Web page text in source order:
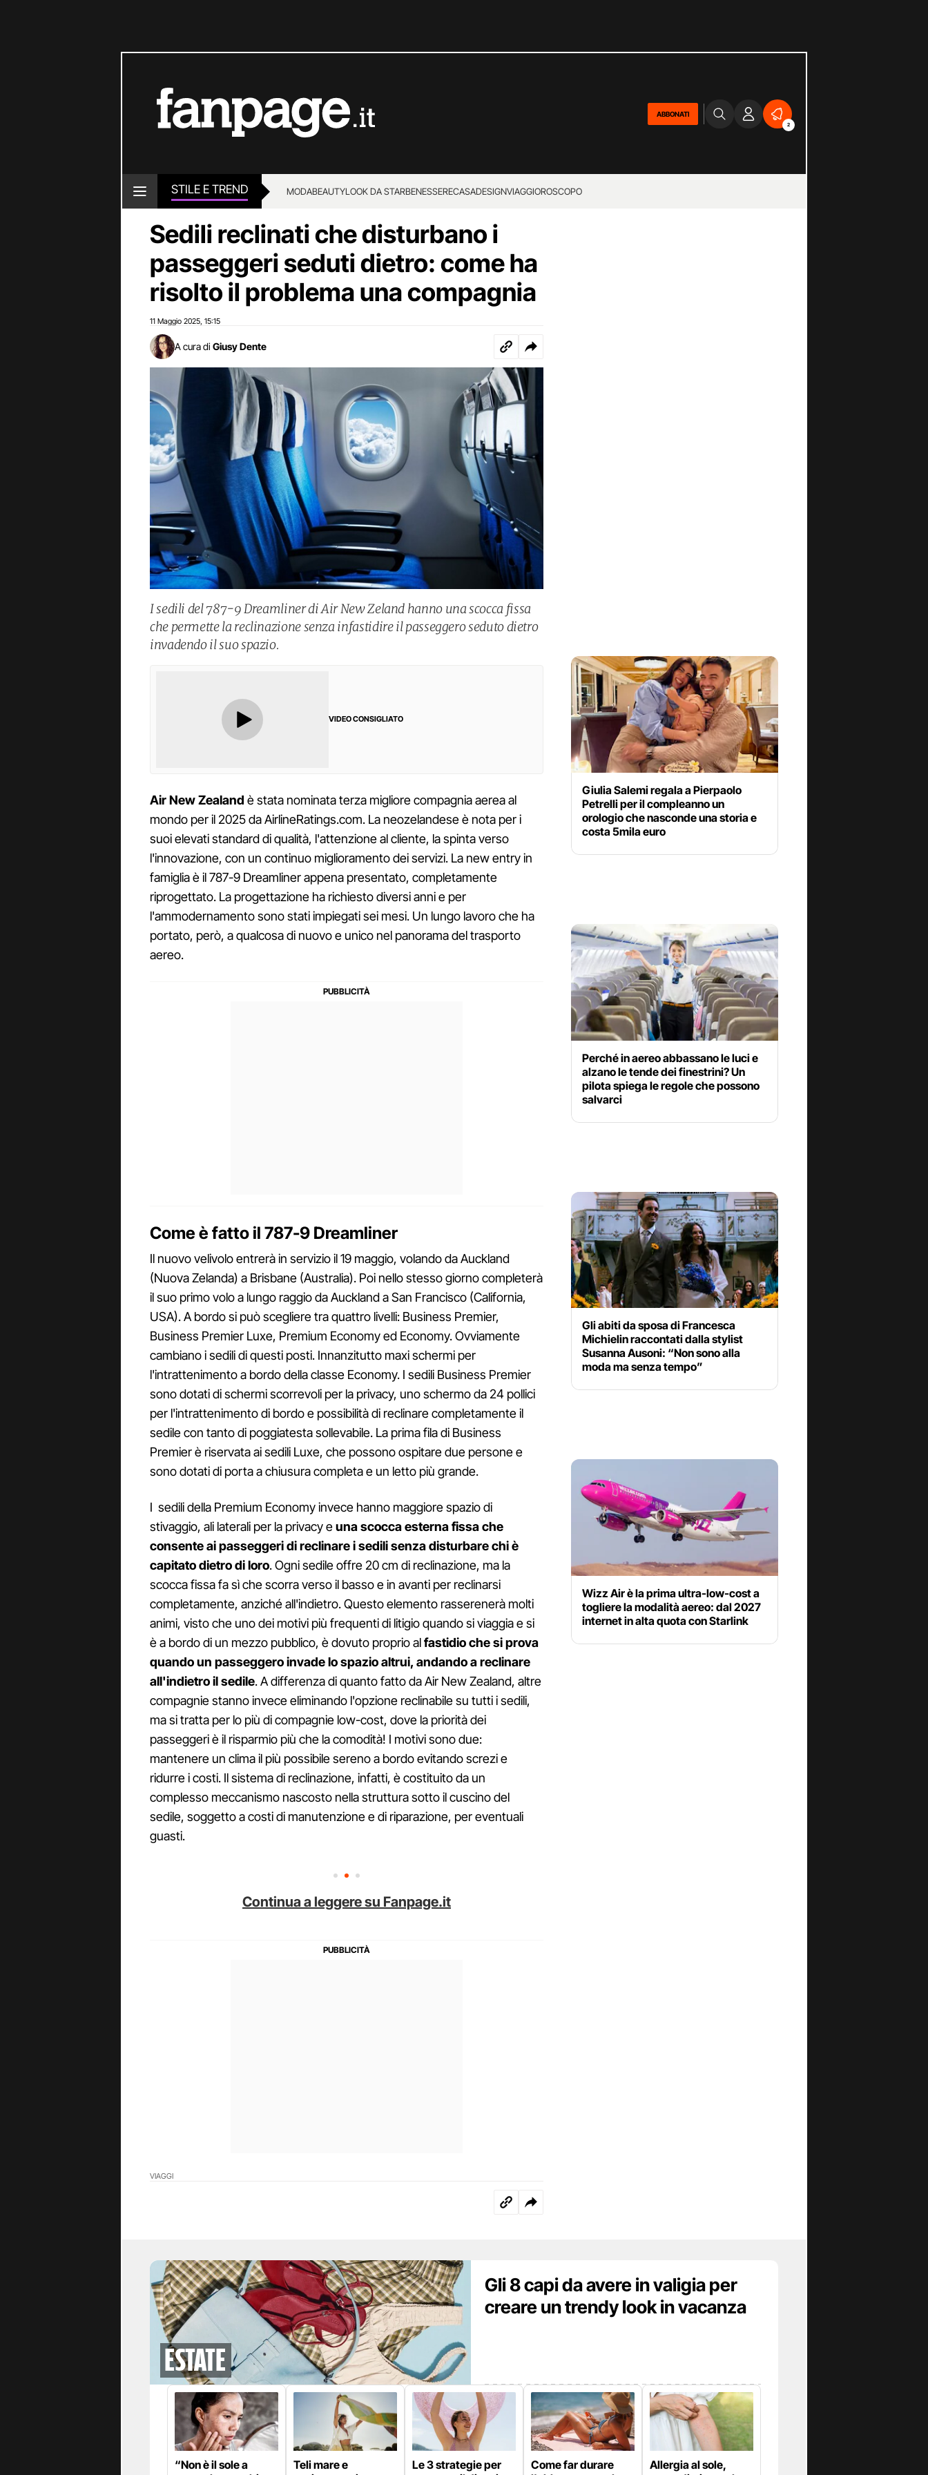
ABBONATI
2
STILE E TREND MODABEAUTYLOOK DA STARBENESSERECASADESIGNVIAGGIOROSCOPO
Sedili reclinati che disturbano i
passeggeri seduti dietro: come ha
risolto il problema una compagnia
11 Maggio 2025 15:15
A cura di Giusy Dente
I sedili del 787-9 Dreamliner di Air New Zeland hanno una scocca fissa
che permette la reclinazione senza infastidire il passeggero seduto dietro
invadendo il suo spazio.
VIDEO CONSIGLIATO
Air New Zealand è stata nominata terza migliore compagnia aerea al
mondo per il 2025 da AirlineRatings.com. La neozelandese è nota per i
suoi elevati standard di qualità, l'attenzione al cliente, la spinta verso
l'innovazione, con un continuo miglioramento dei servizi. La new entry in
famiglia è il 787-9 Dreamliner appena presentato, completamente
riprogettato. La progettazione ha richiesto diversi anni e per
l'ammodernamento sono stati impiegati sei mesi. Un lungo lavoro che ha
portato, però, a qualcosa di nuovo e unico nel panorama del trasporto
aereo.
Come è fatto il 787-9 Dreamliner
Il nuovo velivolo entrerà in servizio il 19 maggio, volando da Auckland
(Nuova Zelanda) a Brisbane (Australia). Poi nello stesso giorno completerà
il suo primo volo a lungo raggio da Auckland a San Francisco (California,
USA). A bordo si può scegliere tra quattro livelli: Business Premier,
Business Premier Luxe, Premium Economy ed Economy. Ovviamente
cambiano i sedili di questi posti. Innanzitutto maxi schermi per
l'intrattenimento a bordo della classe Economy. I sedili Business Premier
sono dotati di schermi scorrevoli per la privacy, uno schermo da 24 pollici
per l'intrattenimento di bordo e possibilità di reclinare completamente il
sedile con tanto di poggiatesta sollevabile. La prima fila di Business
Premier è riservata ai sedili Luxe, che possono ospitare due persone e
sono dotati di porta a chiusura completa e un letto più grande.
I sedili della Premium Economy invece hanno maggiore spazio di
stivaggio, ali laterali per la privacy euna scocca esterna fissa che
consente ai passeggeri di reclinare i sedili senza disturbare chi è
capitato dietro di loro. Ogni sedile offre 20 cm di reclinazione, ma la
scocca fissa fa sì che scorra verso il basso e in avanti per reclinarsi
completamente, anziché all'indietro. Questo elemento rasserenerà molti
animi, visto che uno dei motivi più frequenti di litigio quando si viaggia e si
è a bordo di un mezzo pubblico, è dovuto proprio alfastidio che si prova
quando un passeggero invade lo spazio altrui, andando a reclinare
all'indietro il sedile. A differenza di quanto fatto da Air New Zealand, altre
compagnie stanno invece eliminando l'opzione reclinabile su tutti i sedili,
ma si tratta per lo più di compagnie low-cost, dove la priorità dei
passeggeri è il risparmio più che la comodità! I motivi sono due:
mantenere un clima il più possibile sereno a bordo evitando screzi e
ridurre i costi. Il sistema di reclinazione, infatti, è costituito da un
complesso meccanismo nascosto nella struttura sotto il cuscino del
sedile, soggetto a costi di manutenzione e di riparazione, per eventuali
guasti.
Continua a leggere su Fanpage.it
VIAGGI
Giulia Salemi regala a Pierpaolo
Petrelli per il compleanno un
orologio che nasconde una storia e
costa 5mila euro
Perché in aereo abbassano le luci e
alzano le tende dei finestrini? Un
pilota spiega le regole che possono
salvarci
Gli abiti da sposa di Francesca
Michielin raccontati dalla stylist
Susanna Ausoni: “Non sono alla
moda ma senza tempo”
Wizz Air è la prima ultra-low-cost a
togliere la modalità aereo: dal 2027
internet in alta quota con Starlink
Estate
Gli 8 capi da avere in valigia per
creare un trendy look in vacanza
“Non è il sole a
Teli mare e
Le 3 strategie per
Come far durare
Allergia al sole,